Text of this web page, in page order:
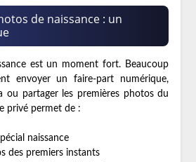
de naissance : un
est un moment fort. Beaucoup
envoyer un faire-part numérique,
ou partager les premières photos du
privé permet de :
naissance
des premiers instants